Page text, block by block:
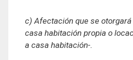
c) Afectación que se
casa habitación propia o
a casa habitación-.